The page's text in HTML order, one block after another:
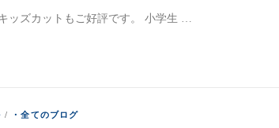
ッズカットもご好評です。 小学生 …
/ ・全てのブログ